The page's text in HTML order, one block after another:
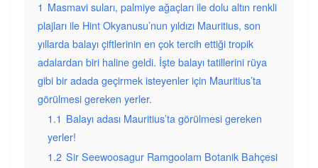
1 Masmavi suları, palmiye ağaçları ile dolu altın renkli
plajları ile Hint Okyanusu’nun yıldızı Mauritius, son
yıllarda balayı çiftlerinin en çok tercih ettiği tropik
adalardan biri haline geldi. İşte balayı tatillerini rüya
gibi bir adada geçirmek isteyenler için Mauritius’ta
görülmesi gereken yerler.
1.1 Balayı adası Mauritius’ta görülmesi gereken
yerler!
1.2 Sir Seewoosagur Ramgoolam Botanik Bahçesi